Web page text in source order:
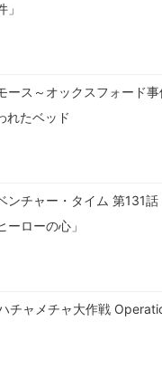
」
ース～オックスフォード
れたベッド
ンチャー・タイム 第131話
ーローの心」
チャメチャ大作戦